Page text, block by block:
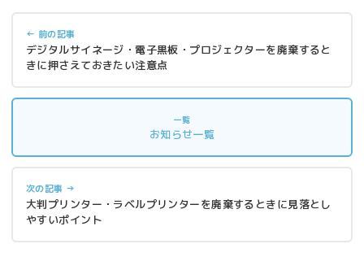
← 前の記事
デジタルサイネージ・電子黒板・プロジェクターを廃棄すると
きに押さえておきたい注意点
一覧
お知らせ一覧
次の記事 →
大判プリンター・ラベルプリンターを廃棄するときに見落とし
やすいポイント